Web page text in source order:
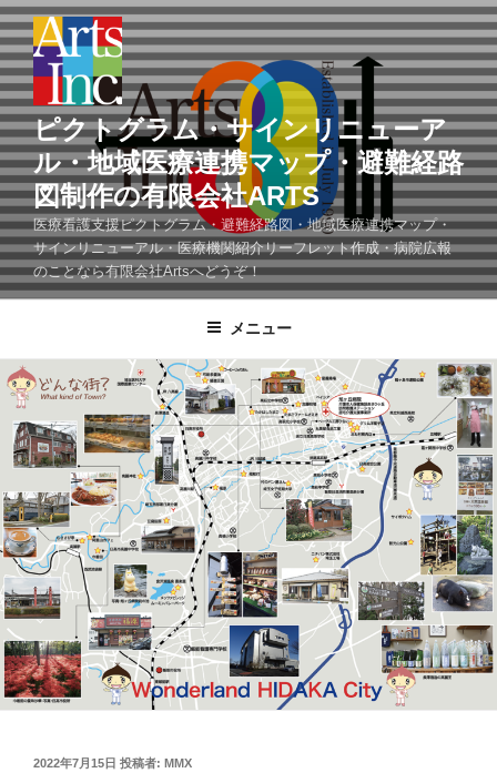
コ
ン
テ
ン
ツ
へ
ス
キ
ッ
プ
ピクトグラム・サインリニューア
ル・地域医療連携マップ・避難経路
図制作の有限会社ARTS
医療看護支援ピクトグラム・避難経路図・地域医療連携マップ・
サインリニューアル・医療機関紹介リーフレット作成・病院広報
のことなら有限会社Artsへどうぞ！
メニュー
投
2022年7月15日 投稿者: MMX